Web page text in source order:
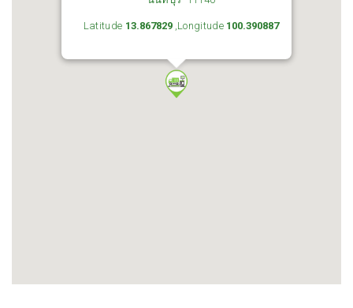
Latitude 13.867829,Longitude 100.390887